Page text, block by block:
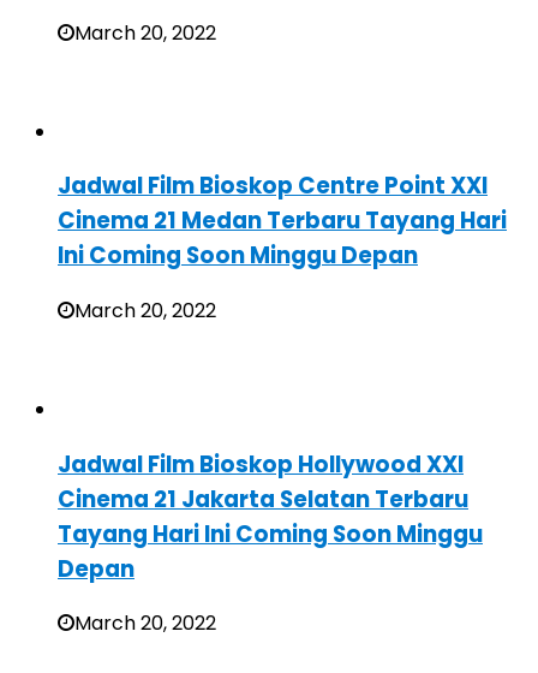
March 20, 2022
Jadwal Film Bioskop Centre Point XXI
Cinema 21 Medan Terbaru Tayang Hari
Ini Coming Soon Minggu Depan
March 20, 2022
Jadwal Film Bioskop Hollywood XXI
Cinema 21 Jakarta Selatan Terbaru
Tayang Hari Ini Coming Soon Minggu
Depan
March 20, 2022